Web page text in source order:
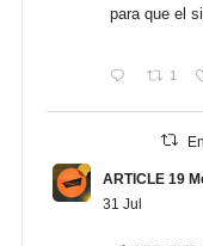
para que el
1
ARTICLE 19
31 Jul